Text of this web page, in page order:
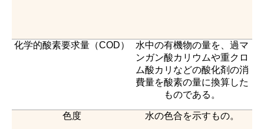
化学的酸素要求量（COD）
水中の有機物の量を、過マ
ンガン酸カリウムや重クロ
ム酸カリなどの酸化剤の消
費量を酸素の量に換算した
ものである。
色度 水の色合を示すもの。